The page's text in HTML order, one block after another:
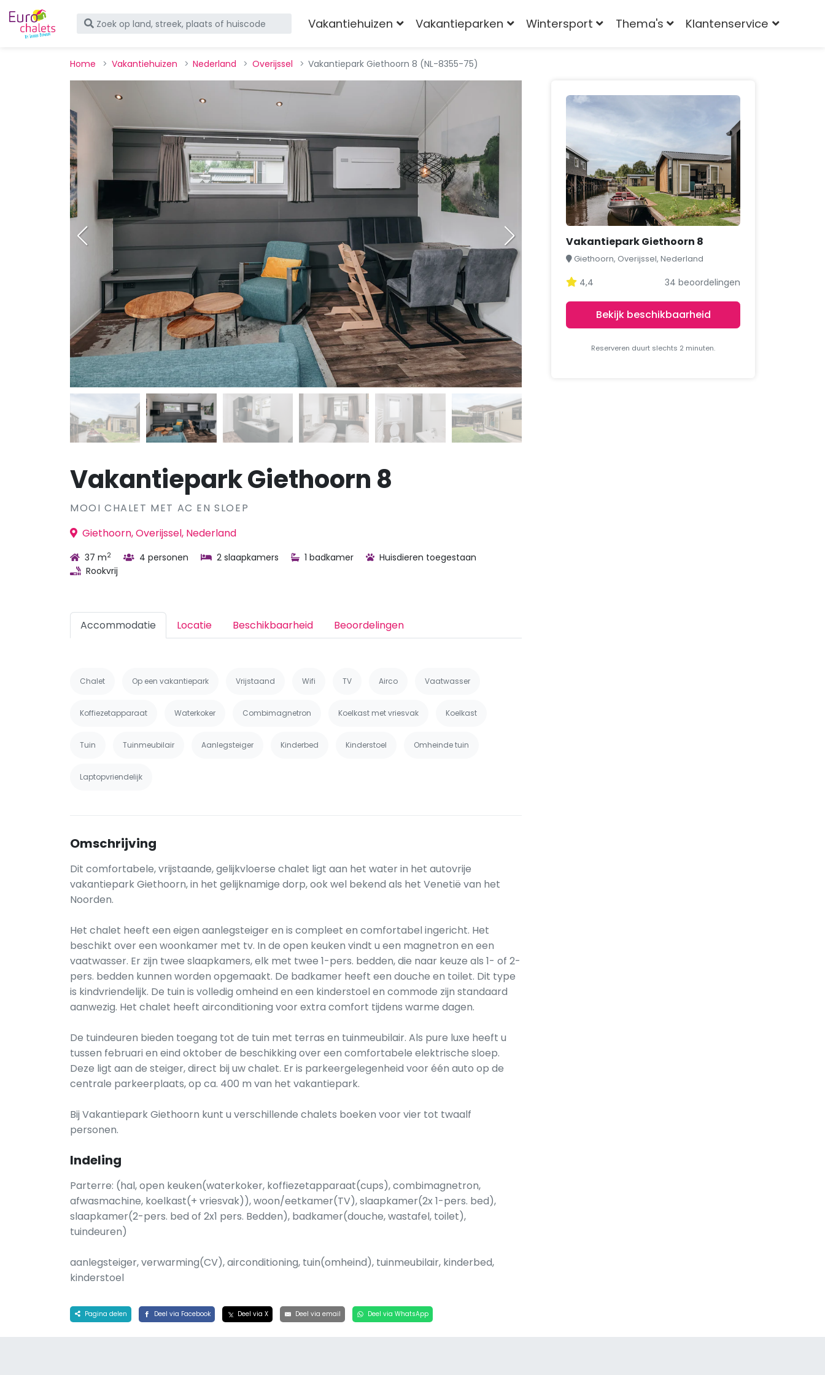
Vakantiehuizen Vakantieparken Wintersport Thema's Klantenservice
Home Vakantiehuizen Nederland Overijssel Vakantiepark Giethoorn 8 (NL-8355-75)
Vakantiepark Giethoorn 8
MOOI CHALET MET AC EN SLOEP
Giethoorn, Overijssel, Nederland
37 m2 4 personen 2 slaapkamers 1 badkamer
Huisdieren toegestaan
Rookvrij
Accommodatie Locatie Beschikbaarheid Beoordelingen
Chalet Op een vakantiepark Vrijstaand Wifi TV Airco Vaatwasser
Koffiezetapparaat Waterkoker Combimagnetron Koelkast met vriesvak Koelkast
Tuin Tuinmeubilair Aanlegsteiger Kinderbed Kinderstoel Omheinde tuin
Laptopvriendelijk
Omschrijving
Dit comfortabele, vrijstaande, gelijkvloerse chalet ligt aan het water in het autovrije
vakantiepark Giethoorn, in het gelijknamige dorp, ook wel bekend als het Venetië van het
Noorden.
Het chalet heeft een eigen aanlegsteiger en is compleet en comfortabel ingericht. Het
beschikt over een woonkamer met tv. In de open keuken vindt u een magnetron en een
vaatwasser. Er zijn twee slaapkamers, elk met twee 1-pers. bedden, die naar keuze als 1- of 2-
pers. bedden kunnen worden opgemaakt. De badkamer heeft een douche en toilet. Dit type
is kindvriendelijk. De tuin is volledig omheind en een kinderstoel en commode zijn standaard
aanwezig. Het chalet heeft airconditioning voor extra comfort tijdens warme dagen.
De tuindeuren bieden toegang tot de tuin met terras en tuinmeubilair. Als pure luxe heeft u
tussen februari en eind oktober de beschikking over een comfortabele elektrische sloep.
Deze ligt aan de steiger, direct bij uw chalet. Er is parkeergelegenheid voor één auto op de
centrale parkeerplaats, op ca. 400 m van het vakantiepark.
Bij Vakantiepark Giethoorn kunt u verschillende chalets boeken voor vier tot twaalf
personen.
Indeling
Parterre: (hal, open keuken(waterkoker, koffiezetapparaat(cups), combimagnetron,
afwasmachine, koelkast(+ vriesvak)), woon/eetkamer(TV), slaapkamer(2x 1-pers. bed),
slaapkamer(2-pers. bed of 2x1 pers. Bedden), badkamer(douche, wastafel, toilet),
tuindeuren)
aanlegsteiger, verwarming(CV), airconditioning, tuin(omheind), tuinmeubilair, kinderbed,
kinderstoel
Pagina delen Deel via Facebook Deel via X Deel via email Deel via WhatsApp
Vakantiepark Giethoorn 8
Giethoorn, Overijssel, Nederland
4,4 34 beoordelingen
Bekijk beschikbaarheid
Reserveren duurt slechts 2 minuten.